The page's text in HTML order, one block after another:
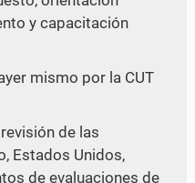
y capacitación
mismo por la CUT
de las
Estados Unidos,
de evaluaciones de